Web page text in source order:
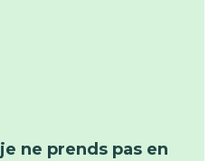
je ne prends pas en